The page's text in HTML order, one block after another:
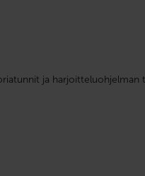
ja harjoitteluohjelman